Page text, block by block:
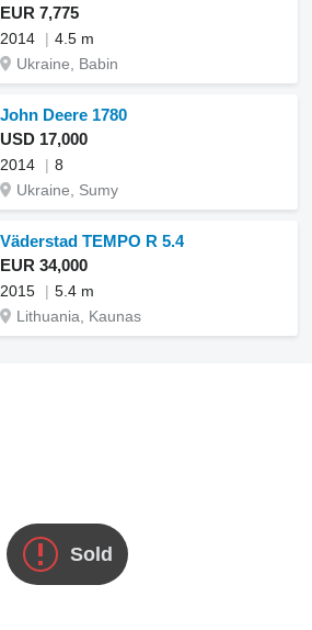
EUR 7,775
2014
4.5 m
Ukraine, Babin
John Deere 1780
USD 17,000
2014
8
Ukraine, Sumy
Väderstad TEMPO R 5.4
EUR 34,000
2015
5.4 m
Lithuania, Kaunas
Sold